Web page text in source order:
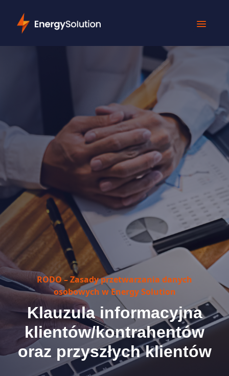
RODO – Zasady przetwarzania danych
osobowych w Energy Solution
Klauzula informacyjna
klientów/kontrahentów
oraz przyszłych klientów